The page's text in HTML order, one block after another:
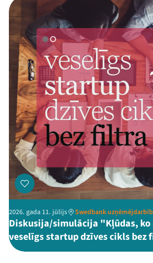
2026. gada 11. jūlijs Swedbank
Diskusija/simulācija "Kļūdas,
veselīgs startup dzīves cikls